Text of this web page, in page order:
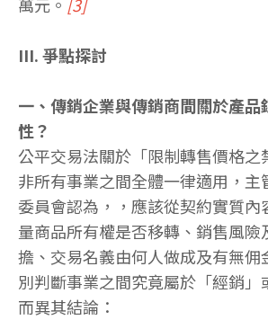
III. 爭點探討
一、傳銷企業與傳銷商間關於產品
性？
公平交易法關於「限制轉售價格之
非所有事業之間全體一律適用，主
委員會認為，，應該從契約實質內
量商品所有權是否移轉、銷售風險
擔、交易名義由何人做成及有無佣
別判斷事業之間究竟屬於「經銷」
而異其結論：